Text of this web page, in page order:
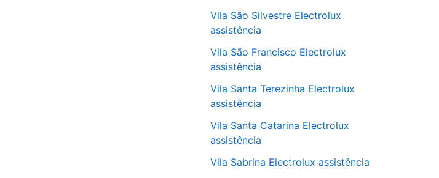
Vila São Silvestre Electrolux
assistência
Vila São Francisco Electrolux
assistência
Vila Santa Terezinha Electrolux
assistência
Vila Santa Catarina Electrolux
assistência
Vila Sabrina Electrolux assistência